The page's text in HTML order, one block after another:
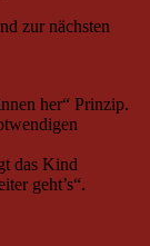
zur nächsten
her“ Prinzip.
das Kind
geht’s“.